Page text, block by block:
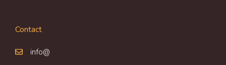
Contact
info@